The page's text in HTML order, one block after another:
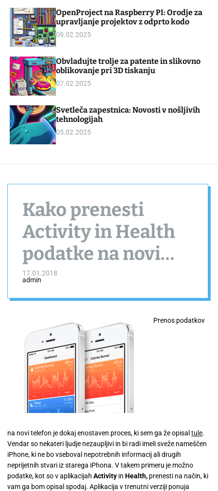
g
e
t
o
d
OpenProject na Raspberry PI: Orodje za
upravljanje projektov z odprto kodo
09.02.2025
Obvladujte trolje za patente in slikovno
oblikovanje pri 3D tiskanju
07.02.2025
Svetleča zapestnica: Novosti v nošljivih
tehnologijah
05.02.2025
Kako prenesti
Activity in Health
podatke na novi
iPhone
17.01.2018
admin
Prenos podatkov
na novi telefon je dokaj enostaven proces, ki sem ga že opisal tule.
Vendar so nekateri ljudje nezaupljivi in bi radi imeli sveže nameščen
iPhone, ki ne bo vseboval nepotrebnih informacij ali drugih
neprijetnih stvari iz starega iPhona. V takem primeru je možno
podatke, kot so v aplikacijah Activity in Health, prenesti na način, ki
vam ga bom opisal spodaj. Aplikacija v trenutni verziji ponuja